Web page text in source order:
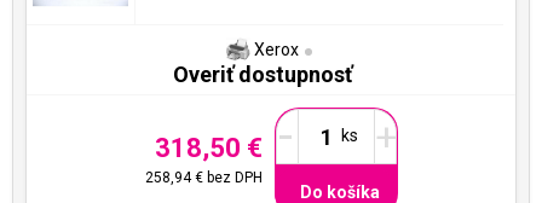
Xerox
Overiť dostupnosť
318,50 €
258,94 €bez DPH
- +
Do košíka